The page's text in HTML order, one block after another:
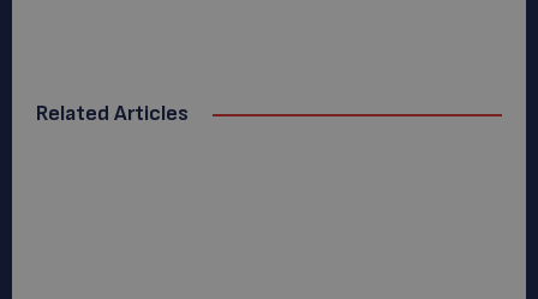
Related Articles